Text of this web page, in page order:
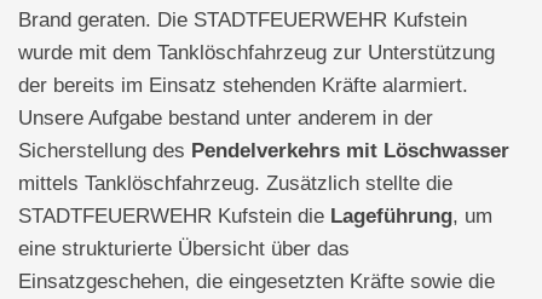
Brand geraten. Die STADTFEUERWEHR Kufstein
wurde mit dem Tanklöschfahrzeug zur Unterstützung
der bereits im Einsatz stehenden Kräfte alarmiert.
Unsere Aufgabe bestand unter anderem in der
Sicherstellung des Pendelverkehrs mit Löschwasser
mittels Tanklöschfahrzeug. Zusätzlich stellte die
STADTFEUERWEHR Kufstein die Lageführung, um
eine strukturierte Übersicht über das
Einsatzgeschehen, die eingesetzten Kräfte sowie die